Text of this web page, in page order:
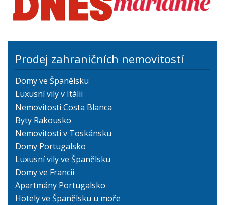
Prodej zahraničních nemovitostí
Domy ve Španělsku
Luxusní vily v Itálii
Nemovitosti Costa Blanca
Byty Rakousko
Nemovitosti v Toskánsku
Domy Portugalsko
Luxusní vily ve Španělsku
Domy ve Francii
Apartmány Portugalsko
Hotely ve Španělsku u moře